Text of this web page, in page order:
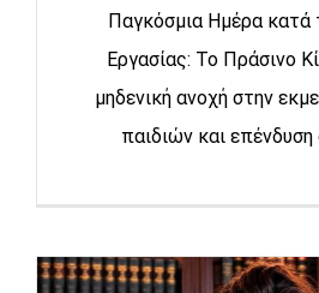
Παγκόσμια Ημέρα κατά
Εργασίας: Το Πράσινο
μηδενική ανοχή στην
παιδιών και